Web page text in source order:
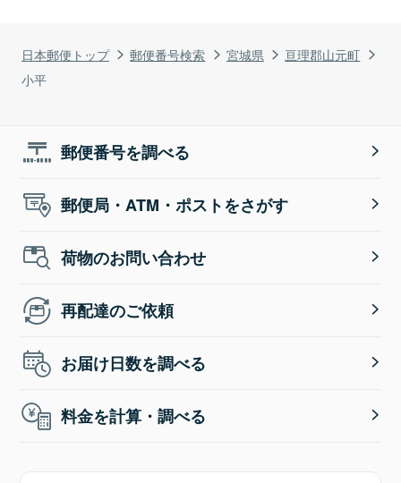
日本郵便トップ 郵便番号検索 宮城県
亘理郡山元町
小平
郵便番号を調べる
郵便局・ATM・ポストをさがす
荷物のお問い合わせ
再配達のご依頼
お届け日数を調べる
料金を計算・調べる